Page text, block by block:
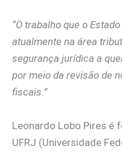
“O trabalho que o
atualmente na área
segurança jurídica a
por meio da revisão de
fiscais.”
Leonardo Lobo Pires é
UFRJ (Universidade